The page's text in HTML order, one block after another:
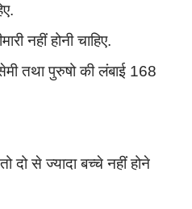
नहीं होनी चाहिए.
तथा पुरुषो की लंबाई 168
दो से ज्यादा बच्चे नहीं होने